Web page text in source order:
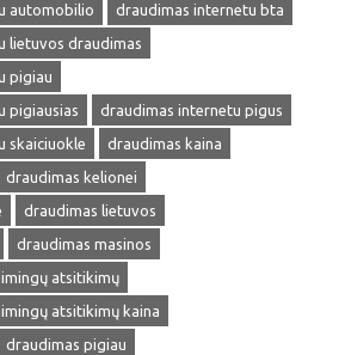
automobilio
draudimas internetu bta
lietuvos draudimas
pigiau
pigiausias
draudimas internetu pigus
skaiciuokle
draudimas kaina
draudimas kelionei
draudimas lietuvos
draudimas masinos
atsitikimų
atsitikimų kaina
draudimas pigiau